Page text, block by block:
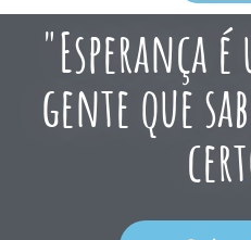
"Esperança
gente que